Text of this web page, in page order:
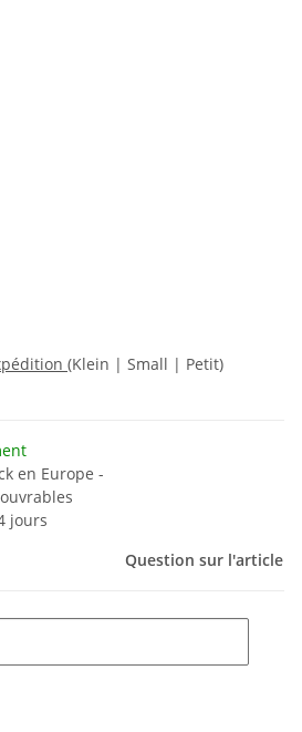
(Klein | Small | Petit)
en Europe -
jours
Question sur l'article